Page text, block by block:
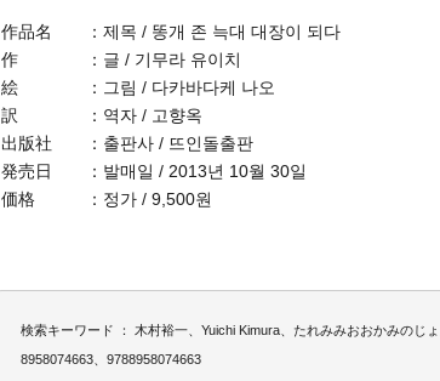
作品名 ：제목 / 똥개 존 늑대 대장이 되다
作 ：글 / 기무라 유이치
絵 ：그림 / 다카바다케 나오
訳 ：역자 / 고향옥
出版社 ：출판사 / 뜨인돌출판
発売日 ：발매일 / 2013년 10월 30일
価格 ：정가 / 9,500원
検索キーワード ： 木村裕一、Yuichi Kimura、たれみみおおかみのじ
8958074663、9788958074663